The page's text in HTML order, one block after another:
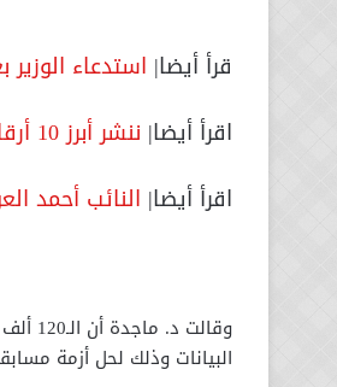
قرأ أيضا| استدعاء الوزير
اقرأ أيضا| ننشر أبرز 10 أرقام واجه البرلمان وزير التربية والتعليم بها فى مسابقة الـ120 ألف معلم
اقرأ أيضا| النائب أحمد
البيانات وذلك لحل أزمة مسابقة الـ120